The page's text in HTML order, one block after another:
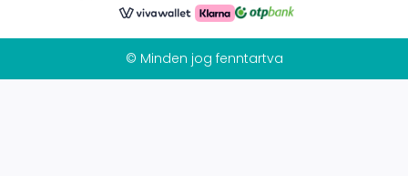
© Minden jog fenntartva